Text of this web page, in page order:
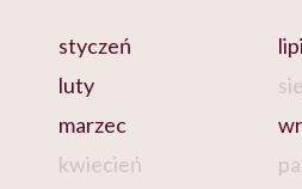
styczeń
luty
marzec
kwiecień